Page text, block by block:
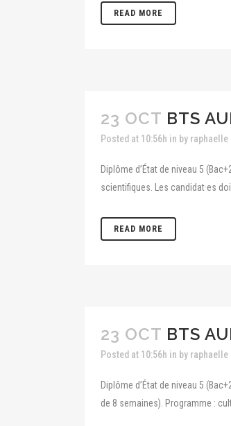
READ MORE
23 OCT BTS
Posted at 10:56h in by raphaelle
Diplôme d’État de niveau 5
scientifiques. Les candidat·es
READ MORE
23 OCT BTS
Posted at 10:56h in by raphaelle
Diplôme d’État de niveau 5
de 8 semaines). Programme :